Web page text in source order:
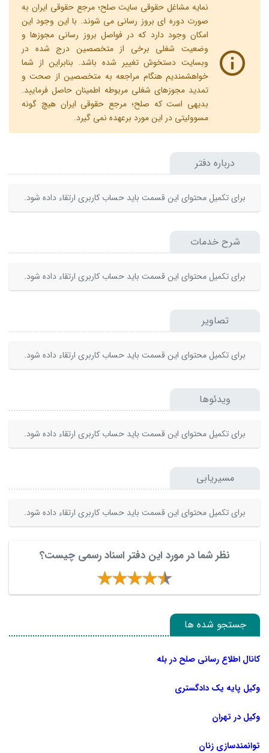
نمایه مشاغل حقوقی سایت صلح؛ مرجع حقوقی ایران به
صورت دوره ای بروز رسانی می شوند. با این وجود این
امکان وجود دارد که در فواصل بروز رسانی مجوزها و
وضعیت شغلی برخی از متخصصین درج شده در
وبسایت دستخوش تغییر شده باشد. بنابراین از شما
خواهشمندیم هنگام مراجعه به متخصصین از صحت و
تمدید مجوزهای شغلی مربوطه اطمینان حاصل فرمایید.
بدیهی است که صلح؛ مرجع حقوقی ایران هیچ گونه
مسوولیتی در این مورد برعهده نمی گیرد.
درباره دفتر
برای تکمیل محتوای این قسمت باید حساب کاربری ارتقاء داده شود.
شرح خدمات
برای تکمیل محتوای این قسمت باید حساب کاربری ارتقاء داده شود.
تصاویر
برای تکمیل محتوای این قسمت باید حساب کاربری ارتقاء داده شود.
ویدئوها
برای تکمیل محتوای این قسمت باید حساب کاربری ارتقاء داده شود.
مسیریابی
برای تکمیل محتوای این قسمت باید حساب کاربری ارتقاء داده شود.
نظر شما در مورد این دفتر اسناد رسمی چیست؟
جستجو شده ها
کانال اطلاع رسانی صلح در بله
وکیل پایه یک دادگستری
وکیل در تهران
توانمندسازی زنان